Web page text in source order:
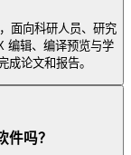
面向科研人员、研究
编辑、编译预览与学
论文和报告。
吗？